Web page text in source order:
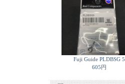
Fuji Guide PLDBSG 5
605円